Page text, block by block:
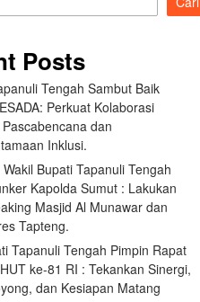
Posts
Tengah Sambut Baik
Perkuat Kolaborasi
dan
Inklusi.
Bupati Tapanuli Tengah
Kapolda Sumut : Lakukan
Masjid Al Munawar dan
Tapteng.
Tapanuli Tengah Pimpin Rapat
ke-81 RI : Tekankan Sinergi,
dan Kesiapan Matang